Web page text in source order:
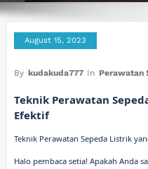
August 15, 2023
By kudakuda777 In Perawatan
Teknik Perawatan
Efektif
Teknik Perawatan Sepeda Listrik
Halo pembaca setia! Apakah Anda